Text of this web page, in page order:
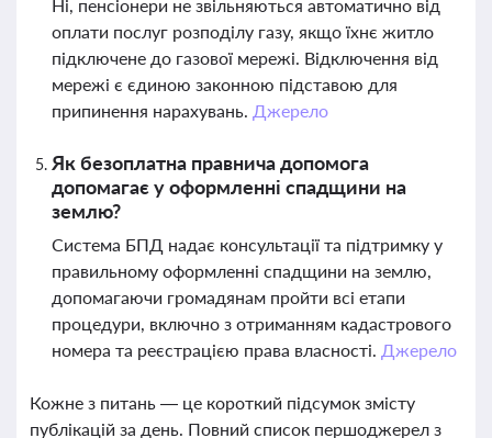
Ні, пенсіонери не звільняються автоматично від
оплати послуг розподілу газу, якщо їхнє житло
підключене до газової мережі. Відключення від
мережі є єдиною законною підставою для
припинення нарахувань. Джерело
Як безоплатна правнича допомога
допомагає у оформленні спадщини на
землю?
Система БПД надає консультації та підтримку у
правильному оформленні спадщини на землю,
допомагаючи громадянам пройти всі етапи
процедури, включно з отриманням кадастрового
номера та реєстрацією права власності. Джерело
Кожне з питань — це короткий підсумок змісту
публікацій за день. Повний список першоджерел з